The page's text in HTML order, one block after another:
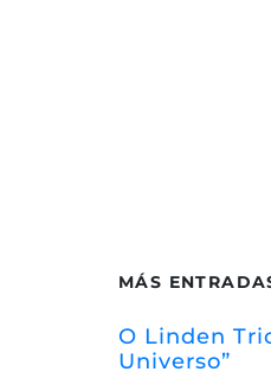
MÁS
O Linden
Universo”